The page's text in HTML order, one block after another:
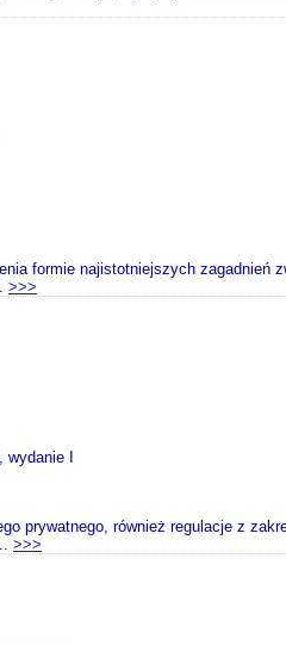
formie najistotniejszych zagadnień
>>>
wydanie I
prywatnego, również regulacje z
>>>